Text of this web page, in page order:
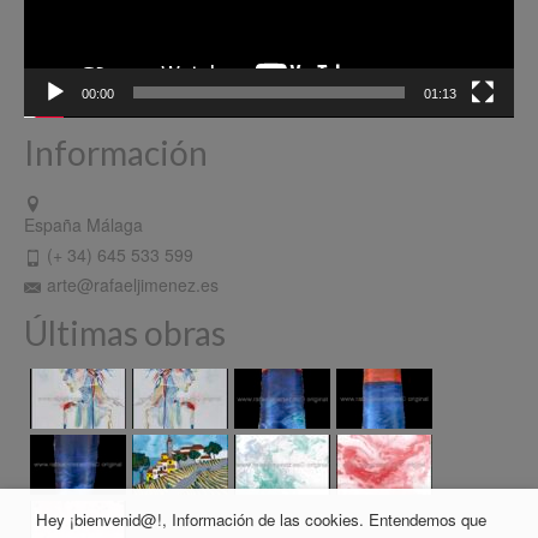
00:00 01:13
Información
España Málaga
(+ 34) 645 533 599
arte@rafaeljimenez.es
Últimas obras
Hey ¡bienvenid@!, Información de las cookies. Entendemos que